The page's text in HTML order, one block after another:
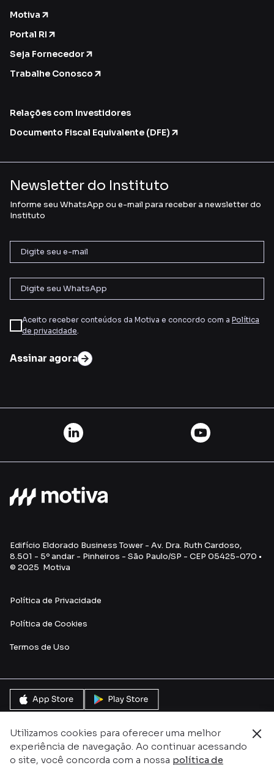
Utilizamos cookies para oferecer uma melhor
experiência de navegação. Ao continuar acessando
o site, você concorda com a nossa política de
Motiva
Portal RI
Seja Fornecedor
Trabalhe Conosco
Relações com Investidores
Documento Fiscal Equivalente (DFE)
Newsletter do Instituto
Informe seu WhatsApp ou e-mail para receber a newsletter do
Instituto
Aceito receber conteúdos da Motiva e concordo com a Política
de privacidade.
Assinar agora
Edifício Eldorado Business Tower - Av. Dra. Ruth Cardoso,
8.501 - 5º andar - Pinheiros - São Paulo/SP - CEP 05425-070 •
© 2025 Motiva
Política de Privacidade
Política de Cookies
Termos de Uso